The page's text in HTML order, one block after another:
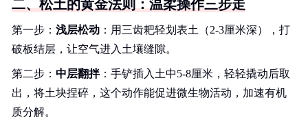
二、松土的黄金法则：温柔操作三步走
第一步： 浅层松动 ：用三齿耙轻划表土（2-3厘米深），打
破板结层，让空气进入土壤缝隙。
第二步： 中层翻拌：手铲插入土中5-8厘米，轻轻撬动后取
出，将土块捏碎，这个动作能促进微生物活动，加速有机
质分解。